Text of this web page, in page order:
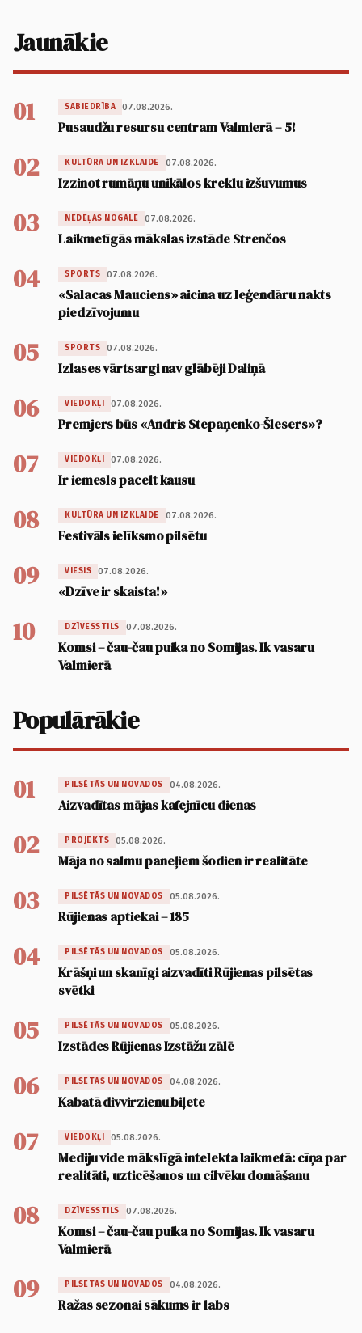
Jaunākie
01 SABIEDRĪBA 07.08.2026.
Pusaudžu resursu centram Valmierā – 5!
02 KULTŪRA UN IZKLAIDE 07.08.2026.
Izzinot rumāņu unikālos kreklu izšuvumus
03 NEDĒĻAS NOGALE 07.08.2026.
Laikmetīgās mākslas izstāde Strenčos
04 SPORTS 07.08.2026.
«Salacas Mauciens» aicina uz leģendāru nakts
piedzīvojumu
05 SPORTS 07.08.2026.
Izlases vārtsargi nav glābēji Daliņā
06 VIEDOKĻI 07.08.2026.
Premjers būs «Andris Stepaņenko-Šlesers»?
07 VIEDOKĻI 07.08.2026.
Ir iemesls pacelt kausu
08 KULTŪRA UN IZKLAIDE 07.08.2026.
Festivāls ielīksmo pilsētu
09 VIESIS 07.08.2026.
«Dzīve ir skaista!»
10 DZĪVESSTILS 07.08.2026.
Komsi – čau-čau puika no Somijas. Ik vasaru
Valmierā
Populārākie
01 PILSĒTĀS UN NOVADOS 04.08.2026.
Aizvadītas mājas kafejnīcu dienas
02 PROJEKTS 05.08.2026.
Māja no salmu paneļiem šodien ir realitāte
03 PILSĒTĀS UN NOVADOS 05.08.2026.
Rūjienas aptiekai – 185
04 PILSĒTĀS UN NOVADOS 05.08.2026.
Krāšņi un skanīgi aizvadīti Rūjienas pilsētas
svētki
05 PILSĒTĀS UN NOVADOS 05.08.2026.
Izstādes Rūjienas Izstāžu zālē
06 PILSĒTĀS UN NOVADOS 04.08.2026.
Kabatā divvirzienu biļete
07 VIEDOKĻI 05.08.2026.
Mediju vide mākslīgā intelekta laikmetā: cīņa par
realitāti, uzticēšanos un cilvēku domāšanu
08 DZĪVESSTILS 07.08.2026.
Komsi – čau-čau puika no Somijas. Ik vasaru
Valmierā
09 PILSĒTĀS UN NOVADOS 04.08.2026.
Ražas sezonai sākums ir labs